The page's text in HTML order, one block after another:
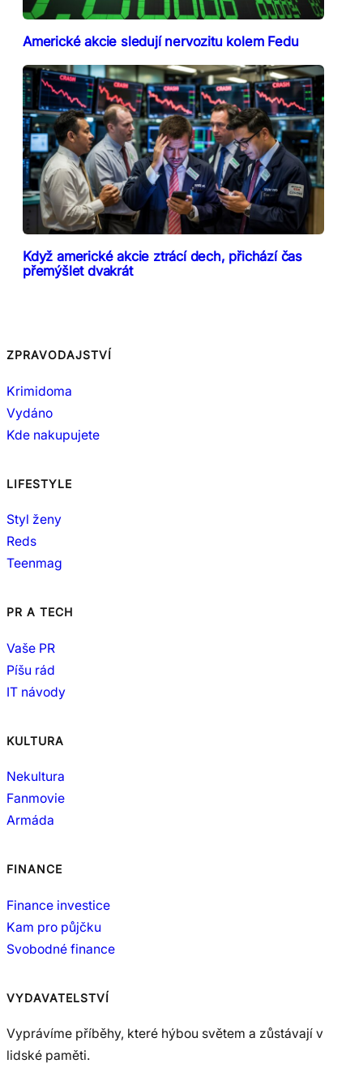
Americké akcie sledují nervozitu kolem Fedu
Když americké akcie ztrácí dech, přichází čas
přemýšlet dvakrát
ZPRAVODAJSTVÍ
Krimidoma
Vydáno
Kde nakupujete
LIFESTYLE
Styl ženy
Reds
Teenmag
PR A TECH
Vaše PR
Píšu rád
IT návody
KULTURA
Nekultura
Fanmovie
Armáda
FINANCE
Finance investice
Kam pro půjčku
Svobodné finance
VYDAVATELSTVÍ
Vyprávíme příběhy, které hýbou světem a zůstávají v
lidské paměti.